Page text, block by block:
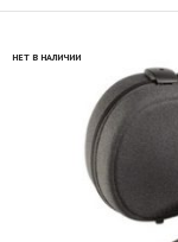
НЕТ В НАЛИЧИИ